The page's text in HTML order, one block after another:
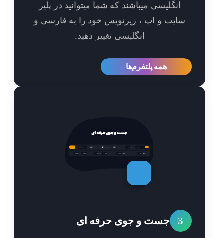
انگلیسی میباشند که شما میتوانید در پلیر
و اپ ، زیرنویس خود را به فارسی و
انگلیسی تغییر دهید.
همه پلتفرم‌ها
جست و جوی حرفه ای